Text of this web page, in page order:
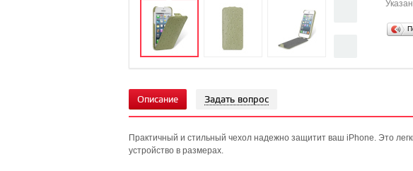
Описание Задать вопрос
Практичный и стильный чехол надежно защитит ваш iPhone. Это
устройство в размерах.